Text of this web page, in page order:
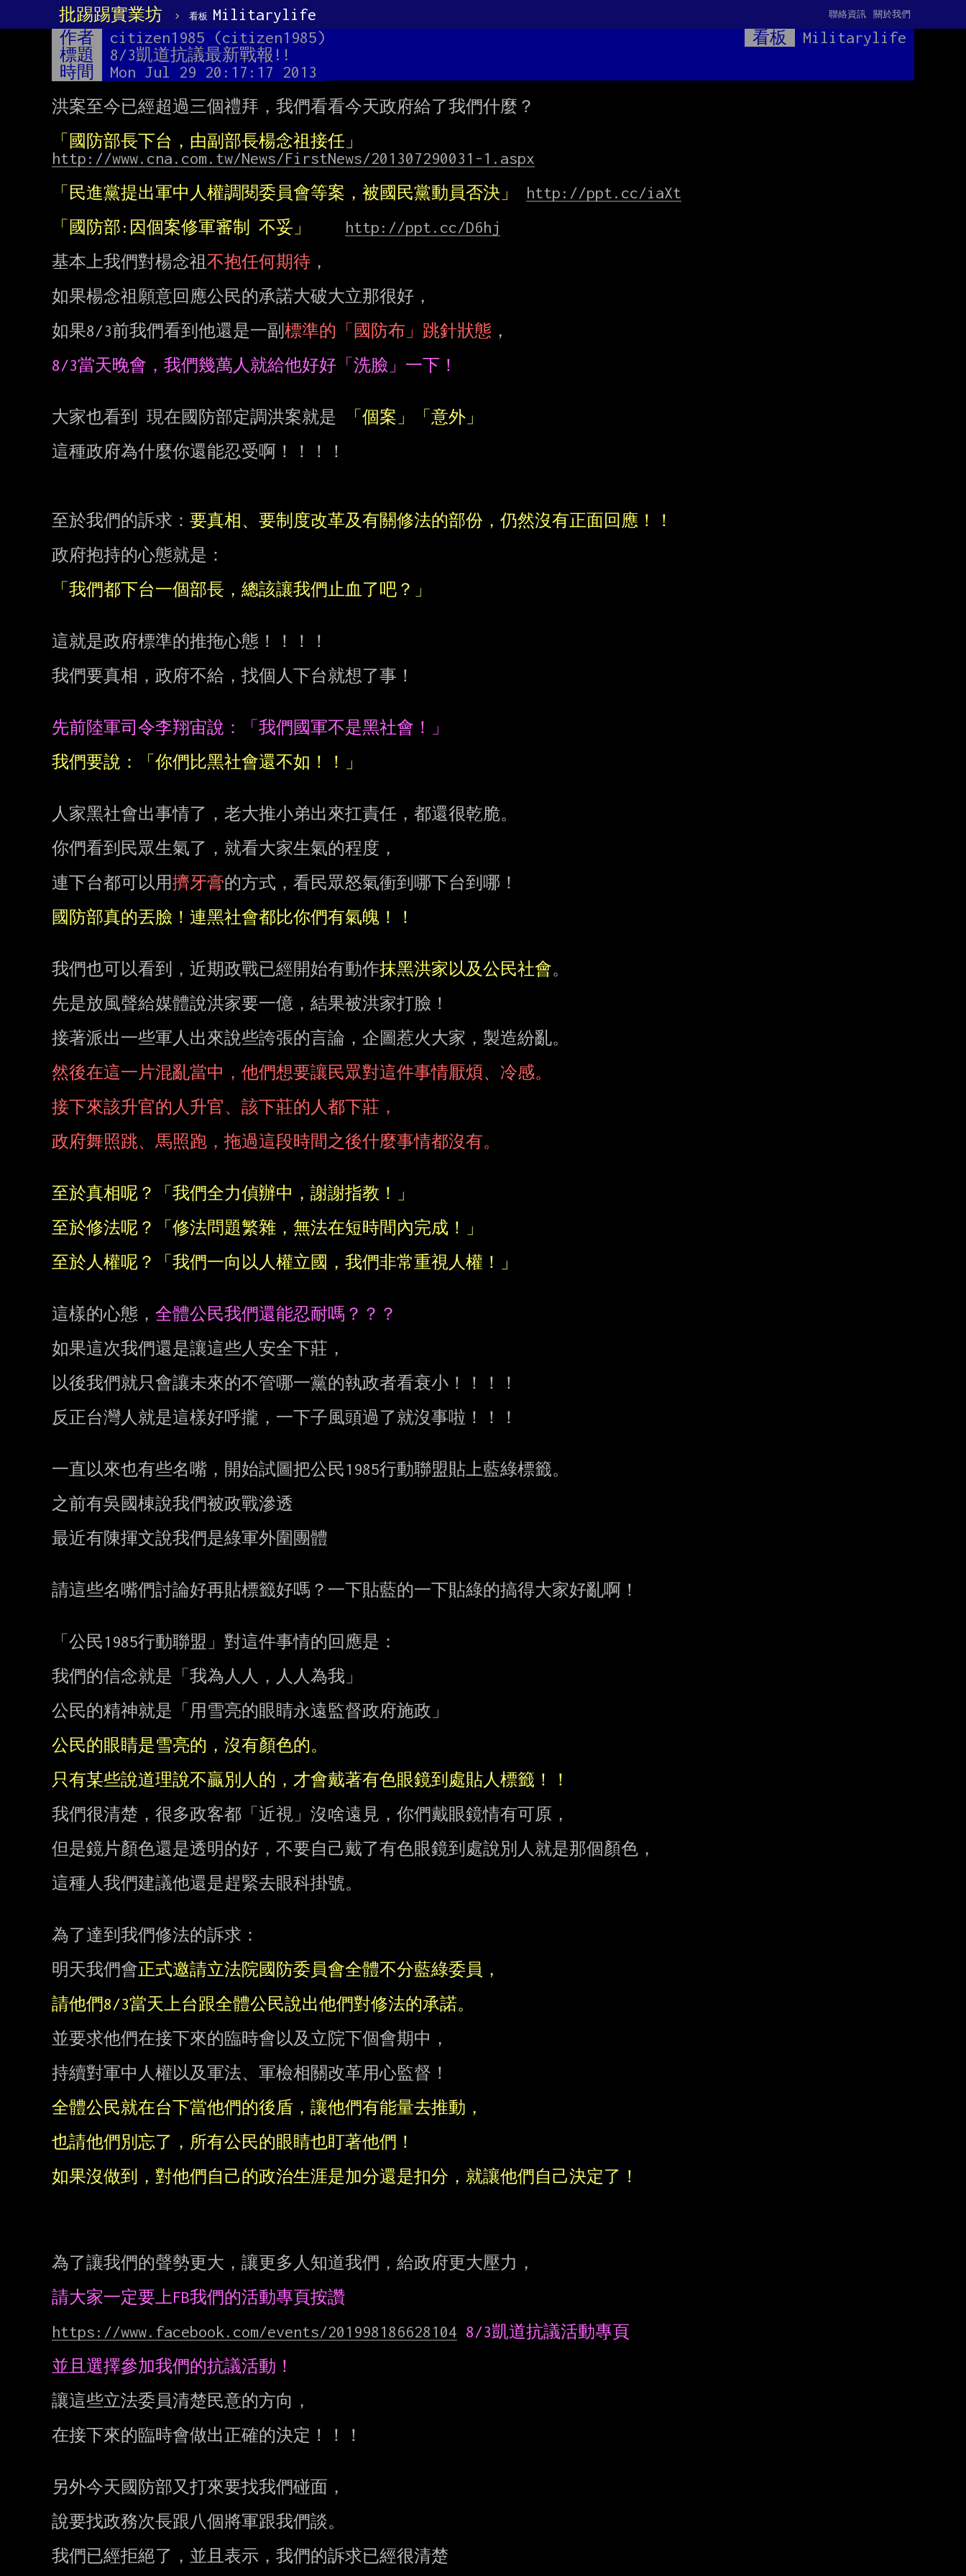
批踢踢實業坊 › 看板 Militarylife 關於我們
聯絡資訊
作者 citizen1985 (citizen1985) 看板
Militarylife
標題
8/3凱道抗議最新戰報!!
時間
Mon Jul 29 20:17:17 2013
洪案至今已經超過三個禮拜，我們看看今天政府給了我們什麼？
「國防部長下台，由副部長楊念祖接任」
http://www.cna.com.tw/News/FirstNews/201307290031-1.aspx
「民進黨提出軍中人權調閱委員會等案，被國民黨動員否決」
http://ppt.cc/iaXt
「國防部:因個案修軍審制 不妥」
http://ppt.cc/D6hj
基本上我們對楊念祖不抱任何期待 ，
如果楊念祖願意回應公民的承諾大破大立那很好，
如果8/3前我們看到他還是一副 標準的「國防布」跳針狀態 ，
大家也看到 現在國防部定調洪案就是
這種政府為什麼你還能忍受啊！！！！
至於我們的訴求：
政府抱持的心態就是：
這就是政府標準的推拖心態！！！！
我們要真相，政府不給，找個人下台就想了事！
人家黑社會出事情了，老大推小弟出來扛責任，都還很乾脆。
你們看到民眾生氣了，就看大家生氣的程度，
連下台都可以用擠牙膏的方式，看民眾怒氣衝到哪下台到哪！
我們也可以看到，近期政戰已經開始有動作抹黑洪家以及公民社會。
先是放風聲給媒體說洪家要一億，結果被洪家打臉！
接著派出一些軍人出來說些誇張的言論，企圖惹火大家，製造紛亂。
這樣的心態，
如果這次我們還是讓這些人安全下莊，
以後我們就只會讓未來的不管哪一黨的執政者看衰小！！！！
反正台灣人就是這樣好呼攏，一下子風頭過了就沒事啦！！！
一直以來也有些名嘴，開始試圖把公民1985行動聯盟貼上藍綠標籤。
之前有吳國棟說我們被政戰滲透
最近有陳揮文說我們是綠軍外圍團體
請這些名嘴們討論好再貼標籤好嗎？一下貼藍的一下貼綠的搞得大家好亂啊！
「公民1985行動聯盟」對這件事情的回應是：
我們的信念就是「我為人人，人人為我」
公民的精神就是「用雪亮的眼睛永遠監督政府施政」
我們很清楚，很多政客都「近視」沒啥遠見，你們戴眼鏡情有可原，
但是鏡片顏色還是透明的好，不要自己戴了有色眼鏡到處說別人就是那個顏色，
這種人我們建議他還是趕緊去眼科掛號。
為了達到我們修法的訴求：
明天我們會
並要求他們在接下來的臨時會以及立院下個會期中，
持續對軍中人權以及軍法、軍檢相關改革用心監督！
為了讓我們的聲勢更大，讓更多人知道我們，給政府更大壓力，
https://www.facebook.com/events/201998186628104
讓這些立法委員清楚民意的方向，
在接下來的臨時會做出正確的決定！！！
另外今天國防部又打來要找我們碰面，
說要找政務次長跟八個將軍跟我們談。
我們已經拒絕了，並且表示，我們的訴求已經很清楚